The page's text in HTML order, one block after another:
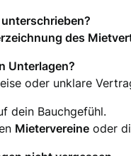
des
Unterlagen?
oder unklare
dein Bauchgefühl.
Mietervereine oder